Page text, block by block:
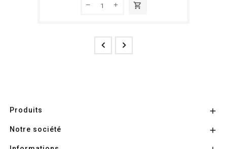
shopping_cart
 
Produits 
Notre société 